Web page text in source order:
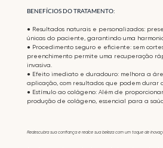
BENEFÍCIOS DO TRATAMENTO:
● Resultados naturais e personalizados:
únicas do paciente, garantindo uma
● Procedimento seguro e eﬁciente: sem
preenchimento permite uma recuperação
invasiva.
● Efeito imediato e duradouro: melhora a
aplicação, com resultados que podem durar
● Estímulo ao colágeno: Além de
produção de colágeno, essencial para a
Redescubra sua confiança e realce sua beleza com um toque de